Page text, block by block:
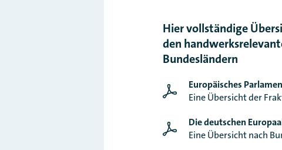
Hier vollständige
den
Bundesländern
Europäisches
Eine Übersicht der
Die deutschen
Eine Übersicht nach